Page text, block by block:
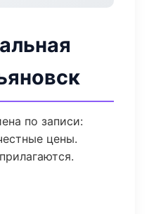
по записи:
цены.